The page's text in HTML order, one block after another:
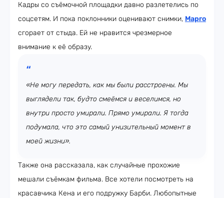
Кадры со съёмочной площадки давно разлетелись по
соцсетям. И пока поклонники оценивают снимки, Марго
сгорает от стыда. Ей не нравится чрезмерное
внимание к её образу.
«Не могу передать, как мы были расстроены. Мы
выглядели так, будто смеёмся и веселимся, но
внутри просто умирали. Прямо умирали. Я тогда
подумала, что это самый унизительный момент в
моей жизни».
Также она рассказала, как случайные прохожие
мешали съёмкам фильма. Все хотели посмотреть на
красавчика Кена и его подружку Барби. Любопытные